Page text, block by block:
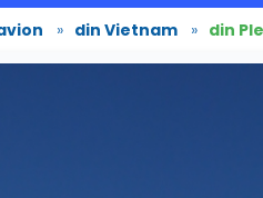
» din Vietnam » din